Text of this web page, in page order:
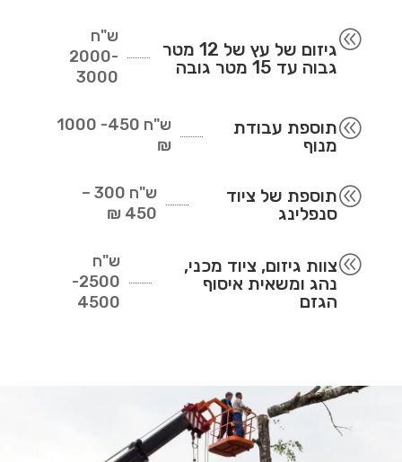
@
גיזום של עץ של 12 מטר
גבוה עד 15 מטר גובה
ש"ח
2000-
3000
@תוספת עבודת
מנוף
ש"ח
450- 1000
₪
@תוספת של ציוד
סנפלינג
ש"ח
300 –
450 ₪
@צוות גיזום, ציוד מכני,
נהג ומשאית איסוף
הגזם
ש"ח
2500-
4500